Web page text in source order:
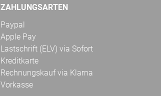
ZAHLUNGSARTEN
Paypal
Apple Pay
Lastschrift (ELV) via Sofort
Kreditkarte
Rechnungskauf via Klarna
Vorkasse